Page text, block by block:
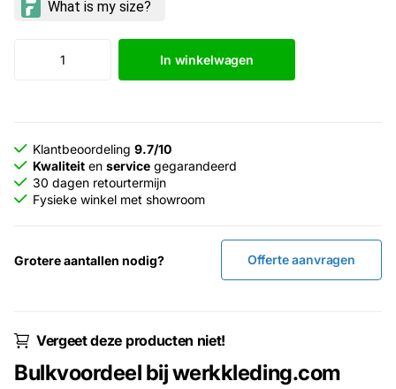
In winkelwagen
Klantbeoordeling 9.7/10
Kwaliteit en service gegarandeerd
30 dagen retourtermijn
Fysieke winkel met showroom
Grotere aantallen nodig? Offerte aanvragen
Vergeet deze producten niet!
Bulkvoordeel bij werkkleding.com